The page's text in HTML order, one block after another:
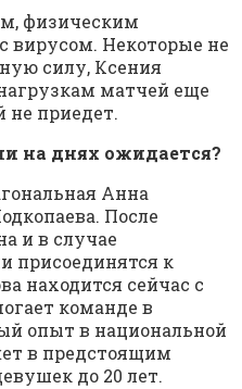
физическим
вирусом. Некоторые не
силу, Ксения
матчей еще
не приедет.
на днях ожидается?
Анна
После
и в случае
присоединятся к
находится сейчас с
команде в
опыт в национальной
в предстоящим
до 20 лет.